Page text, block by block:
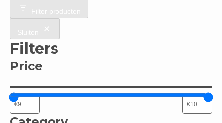
Filter producten
Sluiten
Filters
Price